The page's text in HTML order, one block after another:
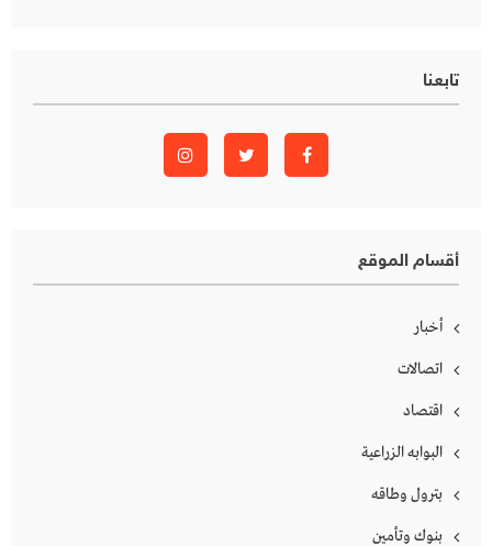
تابعنا
أقسام الموقع
أخبار
اتصالات
اقتصاد
البوابه الزراعية
بترول وطاقه
بنوك وتأمين